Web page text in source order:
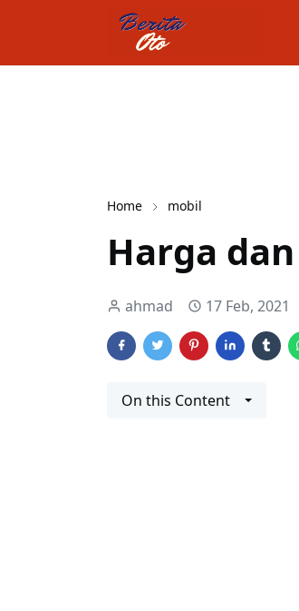
Home mobil
Harga
ahmad 17 Feb, 2021
On this Content